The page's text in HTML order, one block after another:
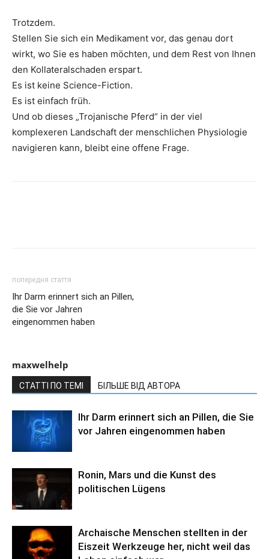
Trotzdem.
Stellen Sie sich ein Medikament vor, das genau dort
wirkt, wo Sie es haben möchten, und dem Rest von Ihnen
den Kollateralschaden erspart.
Es ist keine Science-Fiction.
Es ist einfach früh.
Und ob dieses „Trojanische Pferd“ in der viel
komplexeren Landschaft der menschlichen Physiologie
navigieren kann, bleibt eine offene Frage.
попередня стаття
Ihr Darm erinnert sich an Pillen,
die Sie vor Jahren
eingenommen haben
maxwelhelp
СТАТТІ ПО ТЕМІ БІЛЬШЕ ВІД АВТОРА
Ihr Darm erinnert sich an Pillen, die Sie
vor Jahren eingenommen haben
Ronin, Mars und die Kunst des
politischen Lügens
Archaische Menschen stellten in der
Eiszeit Werkzeuge her, nicht weil das